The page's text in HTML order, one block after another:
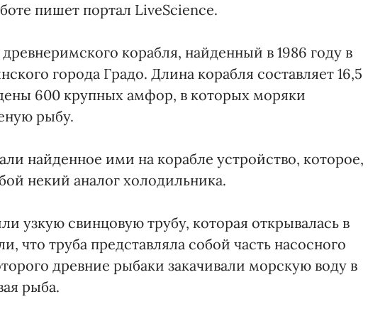
пишет портал LiveScience.
корабля, найденный в 1986 году в
города Градо. Длина корабля составляет 16,5
600 крупных амфор, в которых моряки
рыбу.
найденное ими на корабле устройство, которое,
некий аналог холодильника.
узкую свинцовую трубу, которая открывалась в
что труба представляла собой часть насосного
древние рыбаки закачивали морскую воду в
рыба.